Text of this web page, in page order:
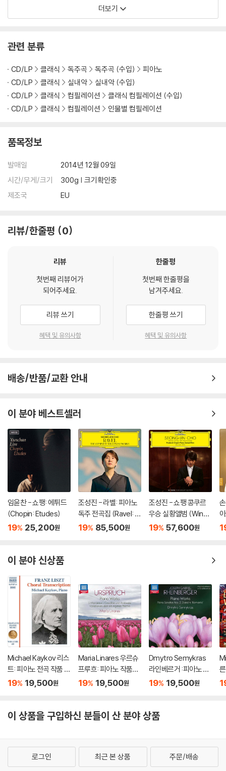
더보기
관련 분류
CD/LP 클래식 독주곡 독주곡 (수입)
피아노
CD/LP
클래식 실내악
실내악 (수입)
CD/LP
클래식 컴필레이션
클래식 컴필레이션 (수입)
CD/LP
클래식 컴필레이션 인물별 컴필레이션
품목정보
발매일
2014년 12월 09일
시간/무게/크기
300g | 크기확인중
제조국
EU
리뷰/한줄평 0
리뷰
첫번째 리뷰어가
되어주세요.
리뷰 쓰기
혜택 및 유의사항
한줄평
첫번째 한줄평을
남겨주세요.
한줄평 쓰기
혜택 및 유의사항
배송/반품/교환 안내
이 분야 베스트셀러
임윤찬 - 쇼팽: 에튀드
(Chopin: Etudes)
19% 25,200원
조성진 - 라벨: 피아노
독주 전곡집 (Ravel: T
he Complete Solo Pi
19% 85,500원
조성진 - 쇼팽 콩쿠르
우승 실황앨범 (Winne
r of the 17th Internat
19% 57,600원
이 분야 신상품
Michael Kaykov 리스
트: 피아노 전곡 작품 6
9집 (Liszt: Complet
19% 19,500원
Maria Linares 우르슈
프루흐: 피아노 작품집
(Urspruch: Piano Wo
19% 19,500원
Dmytro Semykras
라인베르거 :피아노 작
품 (Rheinberger: Pia
19% 19,500원
이 상품을 구입하신 분들이 산 분야 상품
로그인 최근 본 상품 주문/배송